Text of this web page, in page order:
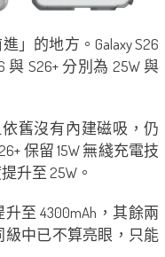
」的地方。Galaxy S26
S26+ 分別為 25W 與
舊沒有內建磁吸，仍
保留 15W 無綫充電技
升至 25W。
至 4300mAh，其餘兩
級中已不算亮眼，只能